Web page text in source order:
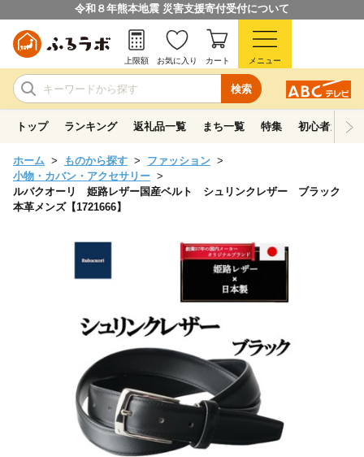
令和８年熊本地震 災害支援寄付受付について
検索
上限額 お気に入り カート メニュー
トップ ランキング 返礼品一覧 まち一覧 特集 初心者ガイド
ホーム ものから探す
ファッション
小物・カバン・アクセサリー
ルバクオーリ 姫路レザー国産ベルト シュリンクレザー ブラック
本革メンズ【1721666】